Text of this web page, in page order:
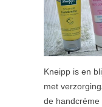
Kneipp is en
met
de handcréme